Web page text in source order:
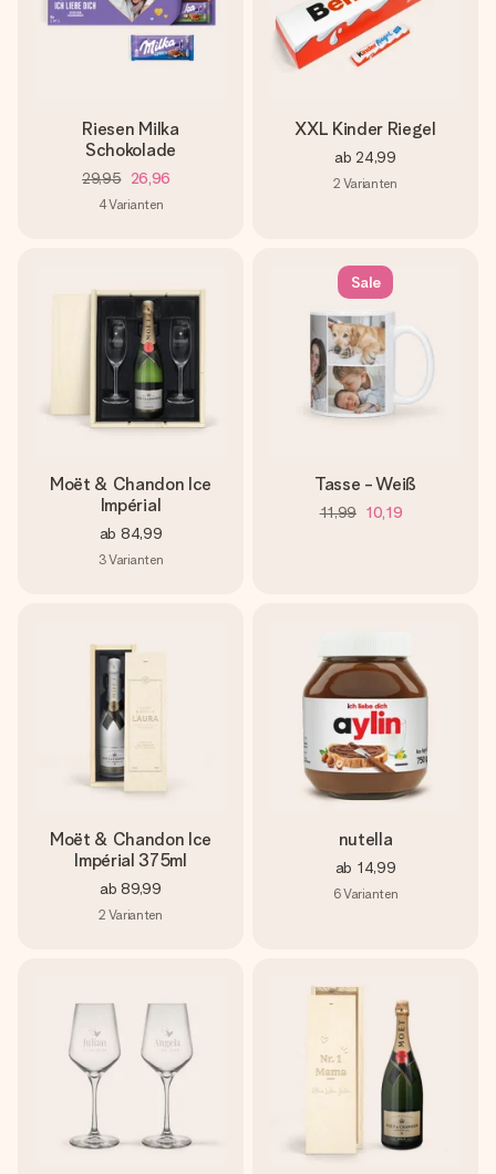
Riesen Milka
Schokolade
29,95 26,96
4Varianten
XXL Kinder Riegel
ab 24,99
2 Varianten
Moët & Chandon Ice
Impérial
ab 84,99
3Varianten
Sale
Tasse - Weiß
11,99 10,19
Moët & Chandon Ice
Impérial 375ml
ab 89,99
2 Varianten
nutella
ab 14,99
6Varianten